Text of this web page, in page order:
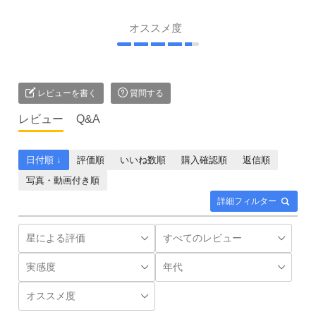
オススメ度
レビューを書く 質問する
レビュー Q&A
詳細フィルター
日付順 ↓ 評価順 いいね数順 購入確認順
返信順
写真・動画付き順